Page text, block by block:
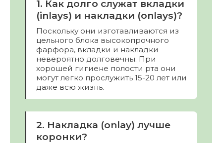
1. Как долго служат вкладки
(inlays) и накладки (onlays)?
Поскольку они изготавливаются из
цельного блока высокопрочного
фарфора, вкладки и накладки
невероятно долговечны. При
хорошей гигиене полости рта они
могут легко прослужить 15-20 лет или
даже всю жизнь.
2. Накладка (onlay) лучше
коронки?